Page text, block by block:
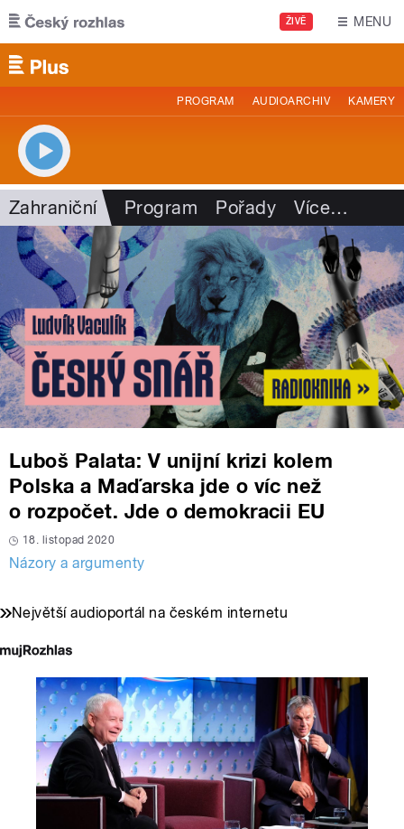
Přejít k hlavnímu obsahu
ŽIVĚ MENU
PROGRAM AUDIOARCHIV KAMERY
Zahraniční Program Pořady Více…
Luboš Palata: V unijní krizi kolem
Polska a Maďarska jde o víc než
o rozpočet. Jde o demokracii EU
18. listopad 2020
Názory a argumenty
Největší audioportál na českém internetu